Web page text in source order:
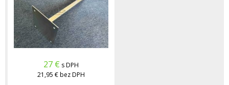
27 € s DPH
21,95 €bez DPH